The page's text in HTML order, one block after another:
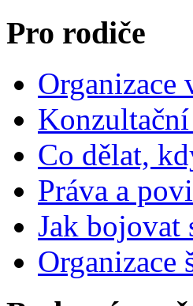
Pro rodiče
Organizace
Co dělat,
Práva a
Jak bojovat
Organizace